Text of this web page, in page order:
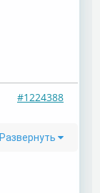
#1224388
Развернуть